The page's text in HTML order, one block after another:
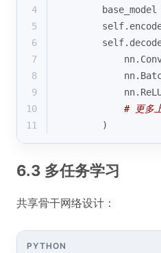
4
base_model
5
6
7
8
9
10
# 更多
11
        )
6.3 多任务学习
共享骨干网络设计：
PYTHON